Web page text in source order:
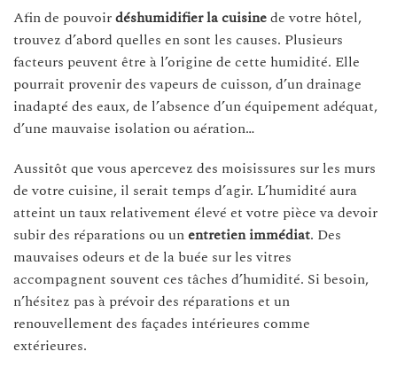
Afin de pouvoirdéshumidifier la cuisinede votre hôtel,
trouvez d’abord quelles en sont les causes. Plusieurs
facteurs peuvent être à l’origine de cette humidité. Elle
pourrait provenir des vapeurs de cuisson, d’un drainage
inadapté des eaux, de l’absence d’un équipement adéquat,
d’une mauvaise isolation ou aération…
Aussitôt que vous apercevez des moisissures sur les murs
de votre cuisine, il serait temps d’agir. L’humidité aura
atteint un taux relativement élevé et votre pièce va devoir
subir des réparations ou unentretien immédiat. Des
mauvaises odeurs et de la buée sur les vitres
accompagnent souvent ces tâches d’humidité. Si besoin,
n’hésitez pas à prévoir des réparations et un
renouvellement des façades intérieures comme
extérieures.